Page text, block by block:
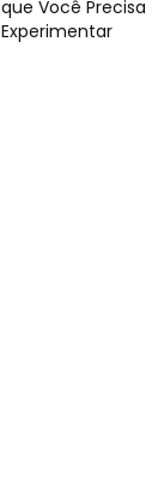
que Você Precisa
Experimentar